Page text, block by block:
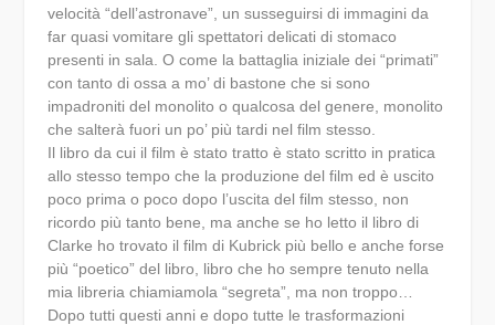
velocità “dell’astronave”, un susseguirsi di immagini da
far quasi vomitare gli spettatori delicati di stomaco
presenti in sala. O come la battaglia iniziale dei “primati”
con tanto di ossa a mo’ di bastone che si sono
impadroniti del monolito o qualcosa del genere, monolito
che salterà fuori un po’ più tardi nel film stesso.
Il libro da cui il film è stato tratto è stato scritto in pratica
allo stesso tempo che la produzione del film ed è uscito
poco prima o poco dopo l’uscita del film stesso, non
ricordo più tanto bene, ma anche se ho letto il libro di
Clarke ho trovato il film di Kubrick più bello e anche forse
più “poetico” del libro, libro che ho sempre tenuto nella
mia libreria chiamiamola “segreta”, ma non troppo…
Dopo tutti questi anni e dopo tutte le trasformazioni